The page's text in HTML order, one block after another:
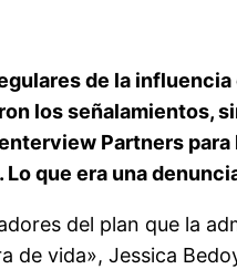
de la
los señalamientos,
Partners
que era una
del plan que la
de vida», Jessica